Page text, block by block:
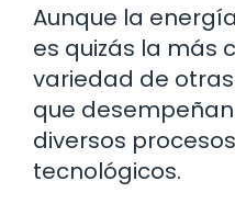
Aunque la
es quizás la más
variedad de
que
diversos
tecnológicos.